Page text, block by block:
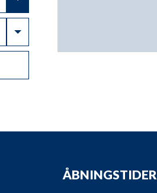
Toggle Dropdown
ÅBNINGSTIDER